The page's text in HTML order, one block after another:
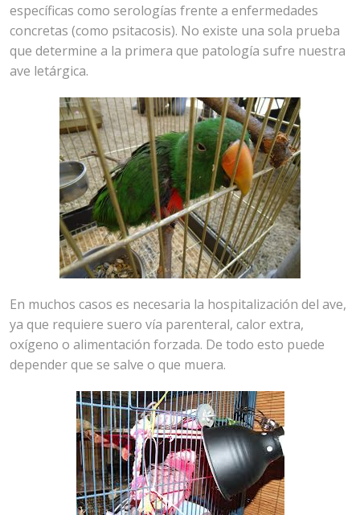
específicas como serologías frente a enfermedades
concretas (como psitacosis). No existe una sola prueba
que determine a la primera que patología sufre nuestra
ave letárgica.
En muchos casos es necesaria la hospitalización del ave,
ya que requiere suero vía parenteral, calor extra,
oxígeno o alimentación forzada. De todo esto puede
depender que se salve o que muera.